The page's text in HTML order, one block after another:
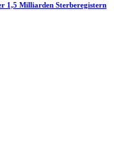
1,5 Milliarden Sterberegistern